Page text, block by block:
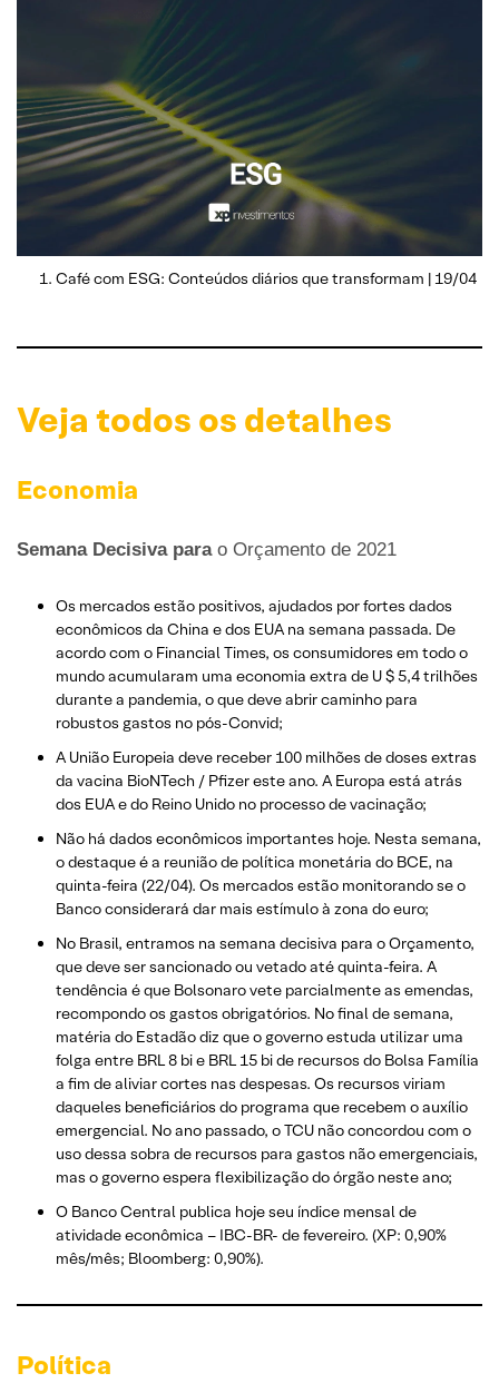
Café com ESG: Conteúdos diários que transformam | 19/04
Veja todos os detalhes
Economia
Semana Decisiva parao Orçamento de 2021
Os mercados estão positivos, ajudados por fortes dados
econômicos da China e dos EUA na semana passada. De
acordo com o Financial Times, os consumidores em todo o
mundo acumularam uma economia extra de U $ 5,4 trilhões
durante a pandemia, o que deve abrir caminho para
robustos gastos no pós-Convid;
A União Europeia deve receber 100 milhões de doses extras
da vacina BioNTech / Pfizer este ano. A Europa está atrás
dos EUA e do Reino Unido no processo de vacinação;
Não há dados econômicos importantes hoje. Nesta semana,
o destaque é a reunião de política monetária do BCE, na
quinta-feira (22/04). Os mercados estão monitorando se o
Banco considerará dar mais estímulo à zona do euro;
No Brasil, entramos na semana decisiva para o Orçamento,
que deve ser sancionado ou vetado até quinta-feira. A
tendência é que Bolsonaro vete parcialmente as emendas,
recompondo os gastos obrigatórios. No final de semana,
matéria do Estadão diz que o governo estuda utilizar uma
folga entre BRL 8 bi e BRL 15 bi de recursos do Bolsa Família
a fim de aliviar cortes nas despesas. Os recursos viriam
daqueles beneficiários do programa que recebem o auxílio
emergencial. No ano passado, o TCU não concordou com o
uso dessa sobra de recursos para gastos não emergenciais,
mas o governo espera flexibilização do órgão neste ano;
O Banco Central publica hoje seu índice mensal de
atividade econômica – IBC-BR- de fevereiro. (XP: 0,90%
mês/mês; Bloomberg: 0,90%).
Política